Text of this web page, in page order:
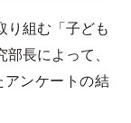
り組む「子ども
長によって、
ンケートの結